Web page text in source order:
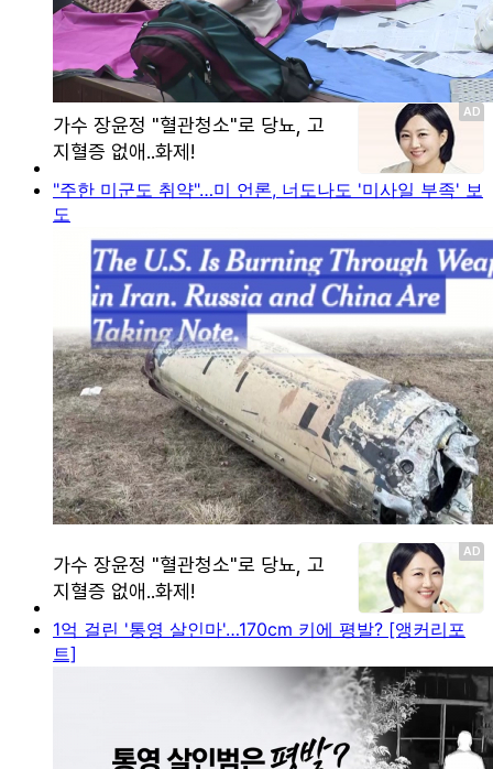
"주한 미군도 취약"…미 언론, 너도나도 '미사일 부족' 보
도
1억 걸린 '통영 살인마'…170cm 키에 평발? [앵커리포
트]